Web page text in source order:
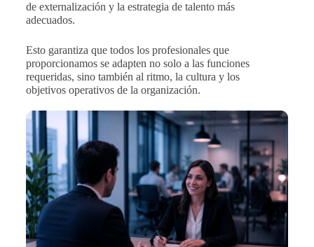
de externalización y la estrategia de talento más
adecuados.
Esto garantiza que todos los profesionales que
proporcionamos se adapten no solo a las funciones
requeridas, sino también al ritmo, la cultura y los
objetivos operativos de la organización.